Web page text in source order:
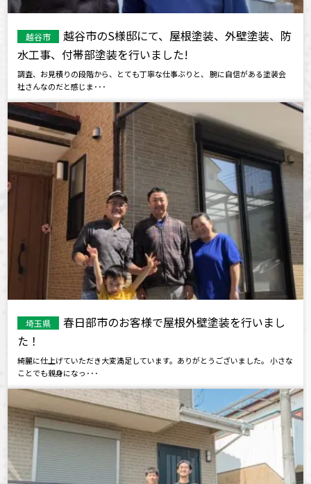
越谷市
越谷市のS様邸にて、屋根塗装、外壁塗装、防
水工事、付帯部塗装を行いました!
調査、お見積りの段階から、とても丁寧な仕事ぶりと、 腕に自信がある塗装会
社さんなのだと感じま･･･
埼玉県
春日部市のお客様で屋根外壁塗装を行いまし
た！
綺麗に仕上げていただき大変満足しています。ありがとうございました。 小さな
ことでも親身になっ･･･